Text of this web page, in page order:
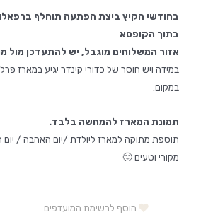
בחודשי הקיץ ביצת הפתעה תוחלף ברפאלו
בתוך הקופסא
אזור המשלוחים מוגבל, יש להתעדכן מול
במידה ויש חוסר של כדורי קינדר יגיע במארז
במקום.
תמונת המארז להמחשה בלבד.
תוספת מתוקה למארז ליולדת /יום האהבה /
מקורי וטעים 🙂
הוסף לרשימת המועדפים